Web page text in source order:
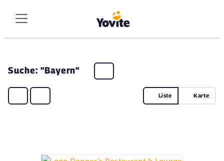
Suche: "Bayern"
Liste Karte